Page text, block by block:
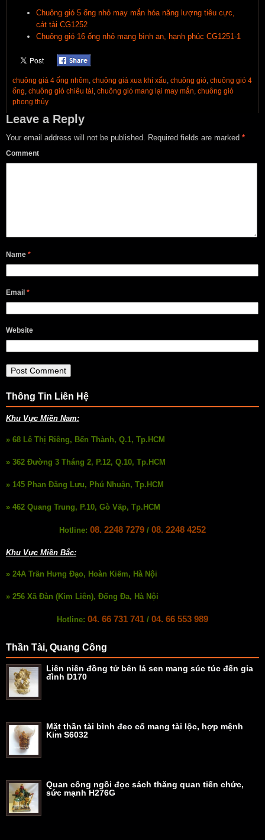
Chuông gió 5 ống nhỏ may mắn hóa năng lượng tiêu cực,
cát tài CG1252
Chuông gió 16 ống nhỏ mang bình an, hạnh phúc CG1251-1
chuông giá 4 ống nhôm, chuông giá xua khí xấu, chuông gió, chuông gió 4
ống, chuông gió chiêu tài, chuông gió mang lại may mắn, chuông gió
phong thủy
Leave a Reply
Your email address will not be published. Required fields are marked *
Comment
Name *
Email *
Website
Thông Tin Liên Hệ
Khu Vực Miền Nam:
» 68 Lê Thị Riêng, Bến Thành, Q.1, Tp.HCM
» 362 Đường 3 Tháng 2, P.12, Q.10, Tp.HCM
» 145 Phan Đăng Lưu, Phú Nhuận, Tp.HCM
» 462 Quang Trung, P.10, Gò Vấp, Tp.HCM
Hotline: 08. 2248 7279 / 08. 2248 4252
Khu Vực Miền Bắc:
» 24A Trần Hưng Đạo, Hoàn Kiếm, Hà Nội
» 256 Xã Đàn (Kim Liên), Đống Đa, Hà Nội
Hotline: 04. 66 731 741 / 04. 66 553 989
Thần Tài, Quang Công
Liên niên đồng tử bên lá sen mang súc túc đến gia
đình D170
Mặt thần tài bình đeo cổ mang tài lộc, hợp mệnh
Kim S6032
Quan công ngồi đọc sách thăng quan tiến chức,
sức mạnh H276G